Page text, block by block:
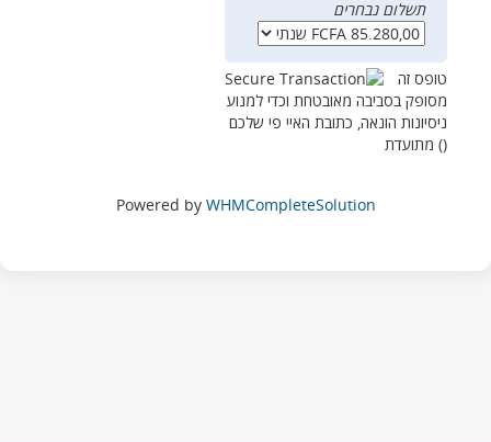
תשלום נבחרים
טופס זה
מסופק בסביבה מאובטחת וכדי למנוע
ניסיונות הונאה, כתובת האיי פי שלכם
() מתועדת
Powered by WHMCompleteSolution